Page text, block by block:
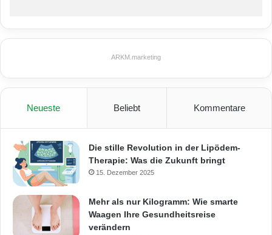
ARKM.marketing
Neueste Beliebt Kommentare
Die stille Revolution in der Lipödem-
Therapie: Was die Zukunft bringt
15. Dezember 2025
Mehr als nur Kilogramm: Wie smarte
Waagen Ihre Gesundheitsreise
verändern